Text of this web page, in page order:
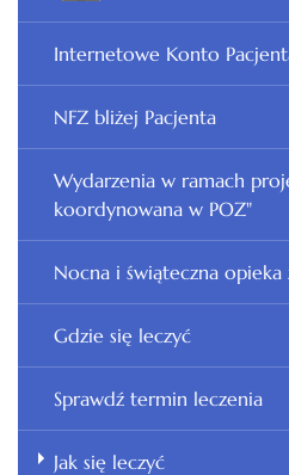
Internetowe Konto
NFZ bliżej Pacjenta
Wydarzenia w ramach
koordynowana w POZ"
Nocna i świąteczna
Gdzie się leczyć
Sprawdź termin leczenia
Jak się leczyć